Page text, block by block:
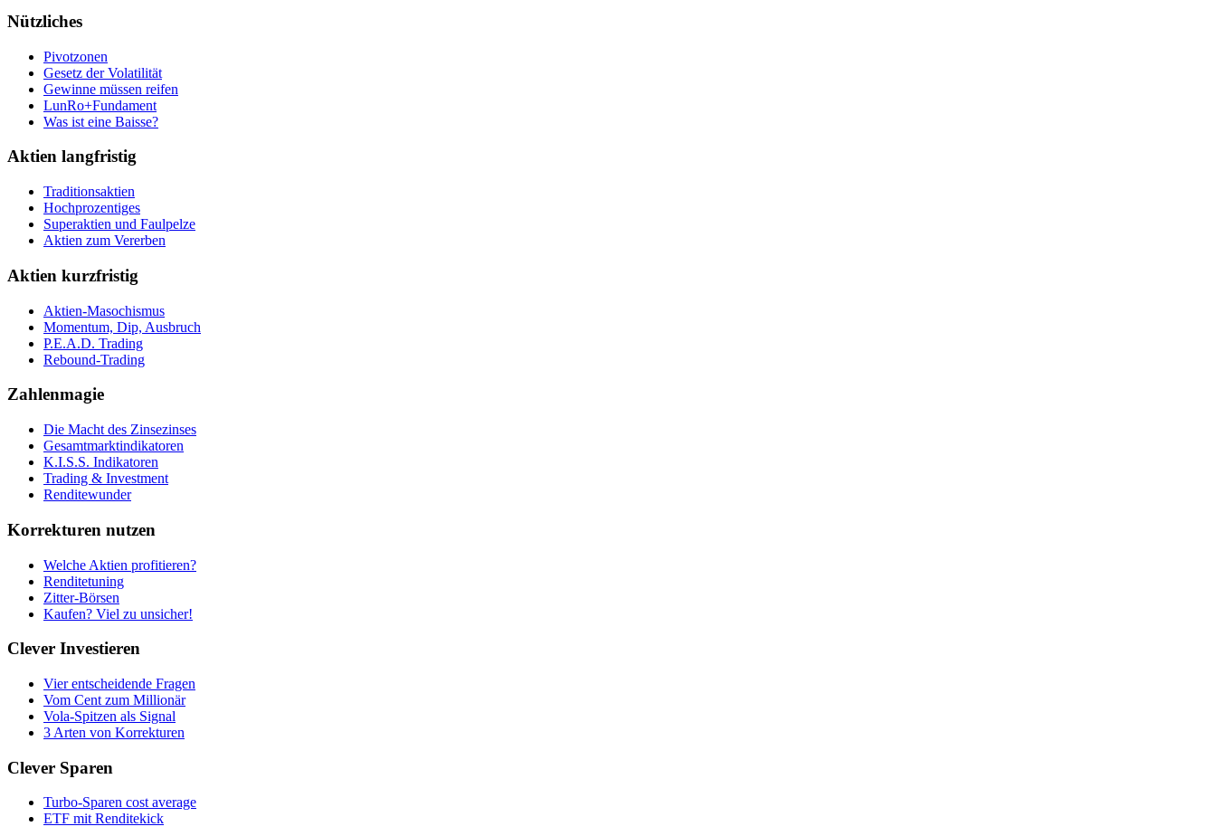
Nützliches
Pivotzonen
Gesetz der Volatilität
Gewinne müssen reifen
LunRo+Fundament
Was ist eine Baisse?
Aktien langfristig
Traditionsaktien
Hochprozentiges
Superaktien und Faulpelze
Aktien zum Vererben
Aktien kurzfristig
Aktien-Masochismus
Momentum, Dip, Ausbruch
P.E.A.D. Trading
Rebound-Trading
Zahlenmagie
Die Macht des Zinsezinses
Gesamtmarktindikatoren
K.I.S.S. Indikatoren
Trading & Investment
Renditewunder
Korrekturen nutzen
Welche Aktien profitieren?
Renditetuning
Zitter-Börsen
Kaufen? Viel zu unsicher!
Clever Investieren
Vier entscheidende Fragen
Vom Cent zum Millionär
Vola-Spitzen als Signal
3 Arten von Korrekturen
Clever Sparen
Turbo-Sparen cost average
ETF mit Renditekick